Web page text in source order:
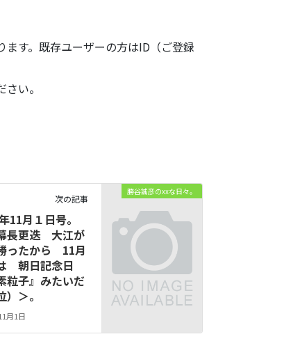
す。既存ユーザーの方はID（ご登録
い。
勝谷誠彦のxxな日々。
次の記事
11月１日号。
長更迭 大江が
ったから 11月
朝日記念日
粒子』みたいだ
）＞。
月1日